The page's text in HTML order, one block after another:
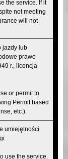
the service. If it
not meeting
will not
jazdy lub
prawo
r., licencja
or permit to
Permit based
etc.).
umiejętności
use the service.